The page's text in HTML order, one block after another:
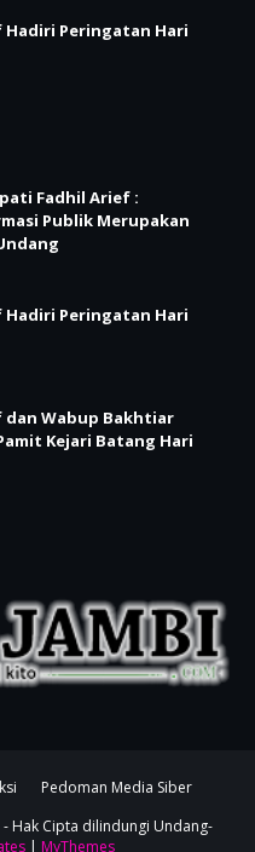
Peringatan Hari
Fadhil Arief :
Publik Merupakan
Peringatan Hari
Wabup Bakhtiar
Kejari Batang Hari
Pedoman Media Siber
- Hak Cipta dilindungi Undang-
| MyThemes